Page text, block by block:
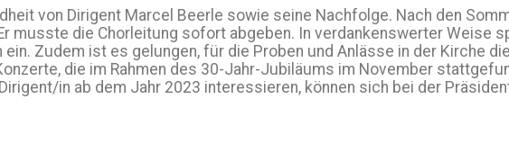
von Dirigent Marcel Beerle sowie seine Nachfolge. Nach den
musste die Chorleitung sofort abgeben. In verdankenswerter Weise
ein. Zudem ist es gelungen, für die Proben und Anlässe in der Kirche
die im Rahmen des 30-Jahr-Jubiläums im November
in ab dem Jahr 2023 interessieren, können sich bei der